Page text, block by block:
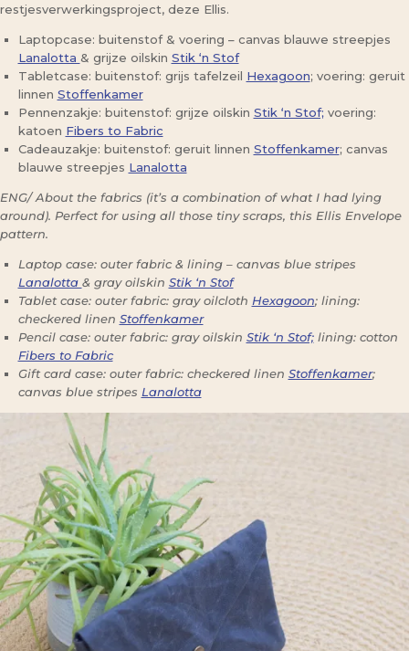
restjesverwerkingsproject, deze Ellis.
Laptopcase: buitenstof & voering – canvas blauwe streepjes
Lanalotta & grijze oilskin Stik ‘n Stof
Tabletcase: buitenstof: grijs tafelzeil Hexagoon; voering: geruit
linnen Stoffenkamer
Pennenzakje: buitenstof: grijze oilskin Stik ‘n Stof; voering:
katoen Fibers to Fabric
Cadeauzakje: buitenstof: geruit linnen Stoffenkamer; canvas
blauwe streepjes Lanalotta
ENG/ About the fabrics (it’s a combination of what I had lying
around). Perfect for using all those tiny scraps, this Ellis Envelope
pattern.
Laptop case: outer fabric & lining – canvas blue stripes
Lanalotta & gray oilskin Stik ‘n Stof
Tablet case: outer fabric: gray oilcloth Hexagoon; lining:
checkered linen Stoffenkamer
Pencil case: outer fabric: gray oilskin Stik ‘n Stof;lining: cotton
Fibers to Fabric
Gift card case: outer fabric: checkered linen Stoffenkamer;
canvas blue stripes Lanalotta